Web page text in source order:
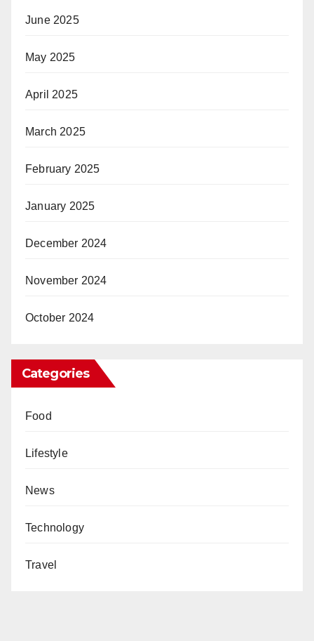
June 2025
May 2025
April 2025
March 2025
February 2025
January 2025
December 2024
November 2024
October 2024
Categories
Food
Lifestyle
News
Technology
Travel